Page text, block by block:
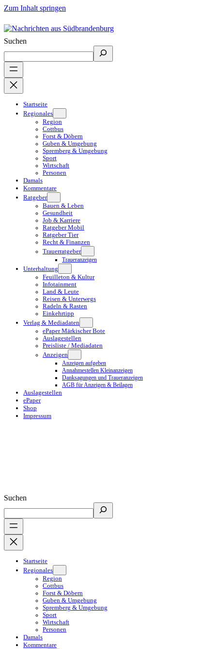
Zum Inhalt springen
Suchen
Startseite
Regionales
Region
Cottbus
Forst & Döbern
Guben & Umgebung
Spremberg & Umgebung
Sport
Wirtschaft
Personen
Damals
Kommentare
Ratgeber
Bauen & Leben
Gesundheit
Job & Karriere
Ratgeber Mobil
Ratgeber Tier
Recht & Finanzen
Trauerratgeber
Traueranzeigen
Unterhaltung
Feuilleton & Kultur
Infotainment
Land & Leute
Reisen & Unterwegs
Radeln & Rasten
Einkehrtipp
Verlag & Mediadaten
ePaper Märkischer Bote
Auslagestellen
Preisliste / Mediadaten
Anzeigen
Anzeigen aufgeben
Annahmestellen Kleinanzeigen
Danksagungen und Traueranzeigen
AGB für Anzeigen & Beilagen
Auslagestellen
ePaper
Shop
Impressum
Suchen
Startseite
Regionales
Region
Cottbus
Forst & Döbern
Guben & Umgebung
Spremberg & Umgebung
Sport
Wirtschaft
Personen
Damals
Kommentare